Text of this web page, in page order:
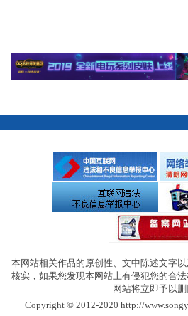
本网站相关作品的原创性、文中陈述文字
核实，如果您发现本网站上有侵犯您的合
网站将立即予以删
Copyright © 2012-2020 http://